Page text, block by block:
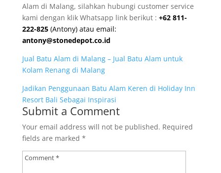
Alam di Malang, silahkan hubungi customer service
kami dengan klik Whatsapp link berikut : +62 811-
222-825(Antony) atau email:
antony@stonedepot.co.id
Jual Batu Alam di Malang – Jual Batu Alam untuk
Kolam Renang di Malang
Jadikan Penggunaan Batu Alam Keren di Holiday Inn
Resort Bali Sebagai Inspirasi
Submit a Comment
Your email address will not be published. Required
fields are marked *